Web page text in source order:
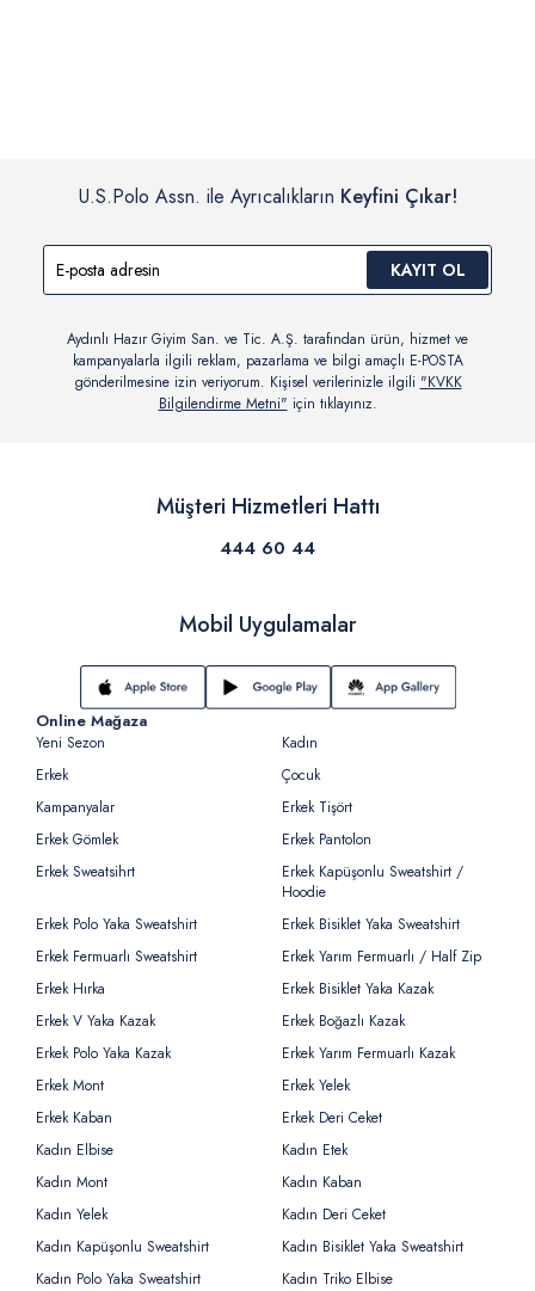
U.S.Polo Assn. ile Ayrıcalıkların Keyfini Çıkar!
KAYIT OL
Aydınlı Hazır Giyim San. ve Tic. A.Ş. tarafından ürün, hizmet ve
kampanyalarla ilgili reklam, pazarlama ve bilgi amaçlı E-POSTA
gönderilmesine izin veriyorum. Kişisel verilerinizle ilgili "KVKK
Bilgilendirme Metni" için tıklayınız.
Müşteri Hizmetleri Hattı
444 60 44
Mobil Uygulamalar
Online Mağaza
Yeni Sezon
Kadın
Erkek
Çocuk
Kampanyalar
Erkek Tişört
Erkek Gömlek
Erkek Pantolon
Erkek Sweatsihrt
Erkek Kapüşonlu Sweatshirt /
Hoodie
Erkek Polo Yaka Sweatshirt
Erkek Bisiklet Yaka Sweatshirt
Erkek Fermuarlı Sweatshirt
Erkek Yarım Fermuarlı / Half Zip
Erkek Hırka
Erkek Bisiklet Yaka Kazak
Erkek V Yaka Kazak
Erkek Boğazlı Kazak
Erkek Polo Yaka Kazak
Erkek Yarım Fermuarlı Kazak
Erkek Mont
Erkek Yelek
Erkek Kaban
Erkek Deri Ceket
Kadın Elbise
Kadın Etek
Kadın Mont
Kadın Kaban
Kadın Yelek
Kadın Deri Ceket
Kadın Kapüşonlu Sweatshirt
Kadın Bisiklet Yaka Sweatshirt
Kadın Polo Yaka Sweatshirt
Kadın Triko Elbise